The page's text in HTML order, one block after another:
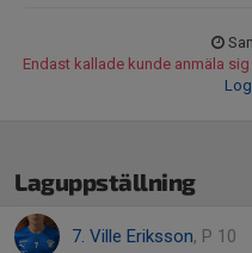
Endast kallade kunde anmäla
Laguppställning
7. Ville Eriksson, P 10